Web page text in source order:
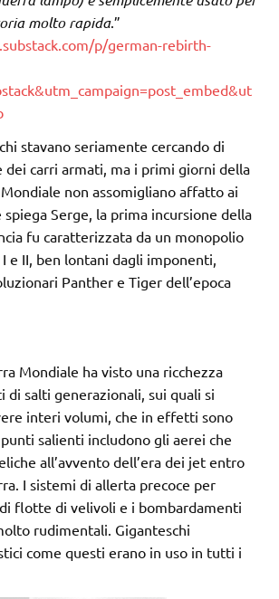
molto rapida.”
p/german-rebirth-
stavano seriamente cercando di
dei carri armati, ma i primi giorni della
non assomigliano affatto ai
Serge, la prima incursione della
fu caratterizzata da un monopolio
e II, ben lontani dagli imponenti,
Panther e Tiger dell’epoca
Mondiale ha visto una ricchezza
di salti generazionali, sui quali si
interi volumi, che in effetti sono
salienti includono gli aerei che
all’avvento dell’era dei jet entro
I sistemi di allerta precoce per
flotte di velivoli e i bombardamenti
rudimentali. Giganteschi
come questi erano in uso in tutti i